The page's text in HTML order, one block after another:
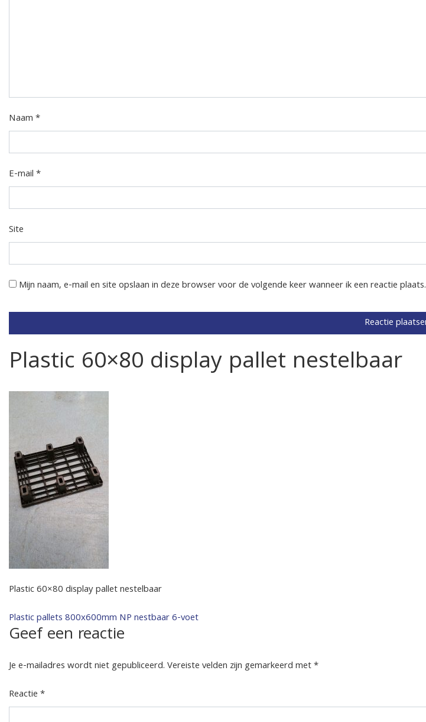
Naam*
E-mail*
Site
Mijn naam, e-mail en site opslaan in deze browser voor de volgende keer wanneer ik een reactie plaats.
Plastic 60×80 display pallet nestelbaar
Plastic 60×80 display pallet nestelbaar
Bericht
navigatie
Plastic pallets 800x600mm NP nestbaar 6-voet
Geef een reactie
Je e-mailadres wordt niet gepubliceerd.Vereiste velden zijn gemarkeerd met*
Reactie*